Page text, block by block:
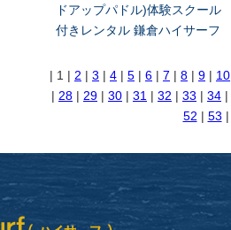
ドアップパドル)体験スクール
付きレンタル 鎌倉ハイサーフ
| 1 | 2 | 3 | 4 | 5 | 6 | 7 | 8 | 9 | 10
| 28 | 29 | 30 | 31 | 32 | 33 | 34 |
52 | 53 |